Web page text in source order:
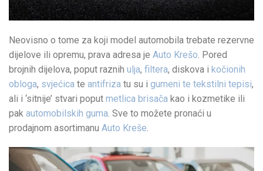
Neovisno o tome za koji model automobila trebate rezervne
dijelove ili opremu, prava adresa je Auto Krešo . Pored
brojnih dijelova, poput raznih ulja, filtera, diskova i kočionih
obloga, svjećica te antifriza tu su i gumeni te tekstilni tepisi,
ali i ‘sitnije’ stvari poput metlica brisača kao i kozmetike ili
pak automobilskih guma . Sve to možete pronaći u
prodajnom asortimanu Auto Kreše